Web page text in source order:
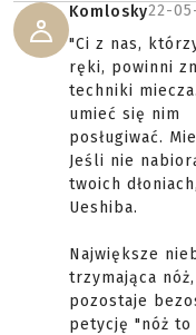
Komlosky22-
"Ci z nas,
ręki, powinni
techniki
umieć się nim
posługiwać.
Jeśli nie
twoich
Ueshiba.
Największe
trzymająca
pozostaje
petycję "nóż to